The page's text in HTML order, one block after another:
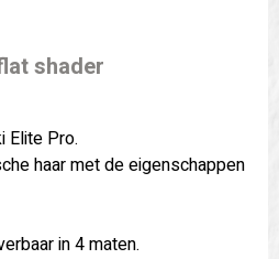
shader
Elite Pro.
haar met de eigenschappen
in 4 maten.